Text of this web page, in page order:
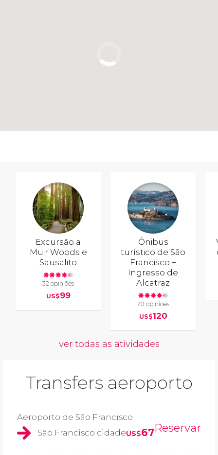
Excursão a
Muir Woods e
Sausalito
32 opiniões
US$99
Ônibus
turístico de São
Francisco +
Ingresso de
Alcatraz
70 opiniões
US$120
ver todas as atividades
Transfers aeroporto
Aeroporto de São Francisco
São Francisco cidadeUS$67Reservar